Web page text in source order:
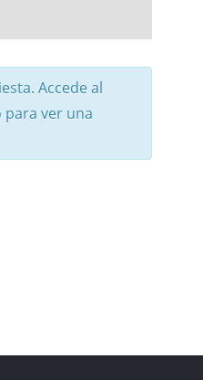
Accede al
ver una